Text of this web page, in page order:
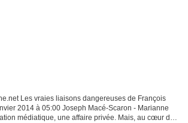
Les vraies liaisons dangereuses de François
2014 à 05:00 Joseph Macé-Scaron - Marianne
médiatique, une affaire privée. Mais, au cœur du